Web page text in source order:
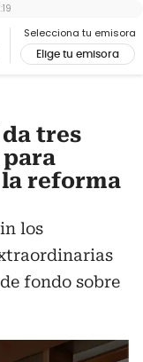
Selecciona tu emisora
Elige tu emisora
tres
para
reforma
los
fondo sobre